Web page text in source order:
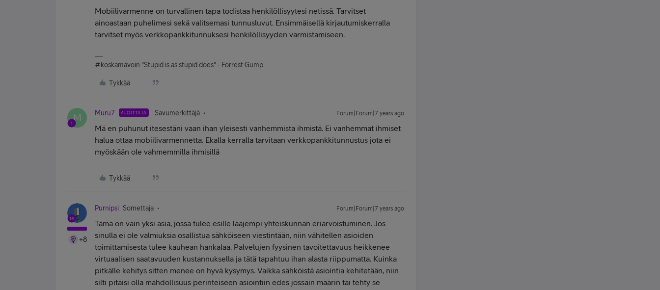
Mobiilivarmenne on turvallinen tapa todistaa henkilöllisyytesi netissä. Tarvitset
ainoastaan puhelimesi sekä valitsemasi tunnusluvut. Ensimmäisellä kirjautumiskerralla
tarvitset myös verkkopankkitunnuksesi henkilöllisyyden varmistamiseen.
#koskamävoin "Stupid is as stupid does" - Forrest Gump
Tykkää
M Muru7 ALOITTAJA Savumerkittäjä Forum|Forum|7 years ago
Mä en puhunut itesestäni vaan ihan yleisesti vanhemmista ihmistä. Ei vanhemmat ihmiset
halua ottaa mobiilivarmennetta. Ekalla kerralla tarvitaan verkkopankkitunnustus jota ei
myöskään ole vahmemmilla ihmisillä
Tykkää
+8
Purnipsi Somettaja Forum|Forum|7 years ago
Tämä on vain yksi asia, jossa tulee esille laajempi yhteiskunnan eriarvoistuminen. Jos
sinulla ei ole valmiuksia osallistua sähköiseen viestintään, niin vähitellen asioiden
toimittamisesta tulee kauhean hankalaa. Palvelujen fyysinen tavoitettavuus heikkenee
virtuaalisen saatavuuden kustannuksella ja tätä tapahtuu ihan alasta riippumatta. Kuinka
pitkälle kehitys sitten menee on hyvä kysymys. Vaikka sähköistä asiointia kehitetään, niin
silti pitäisi olla mahdollisuus perinteiseen asiointiin edes jossain määrin tai tehty se